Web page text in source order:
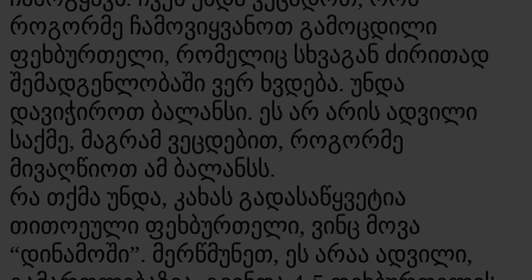
როგორმე ჩამოვიყვანოთ გამოცდილი
ფეხბურთელი, რომელიც სხვაგან ძირითად
შემადგენლობაში ვერ ხვდება. უნდა
დავიჭიროთ ბალანსი. ეს არ არის ადვილი
საქმე, მაგრამ ვეცდებით, როგორმე
მივაღწიოთ ამ ბალანსს.
რა თქმა უნდა, კახას გადასაწყვეტია
თითოეული ფეხბურთელი, ვინც მოვა
“დინამოში”. მერწმუნეთ, ეს არაა ადვილი,